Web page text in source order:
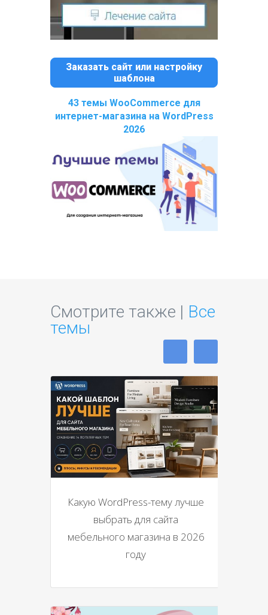
Заказать сайт или настройку
шаблона
43 темы WooCommerce для
интернет-магазина на WordPress
2026
Смотрите также | Все
темы
Какую WordPress-тему лучше
выбрать для сайта
мебельного магазина в 2026
году